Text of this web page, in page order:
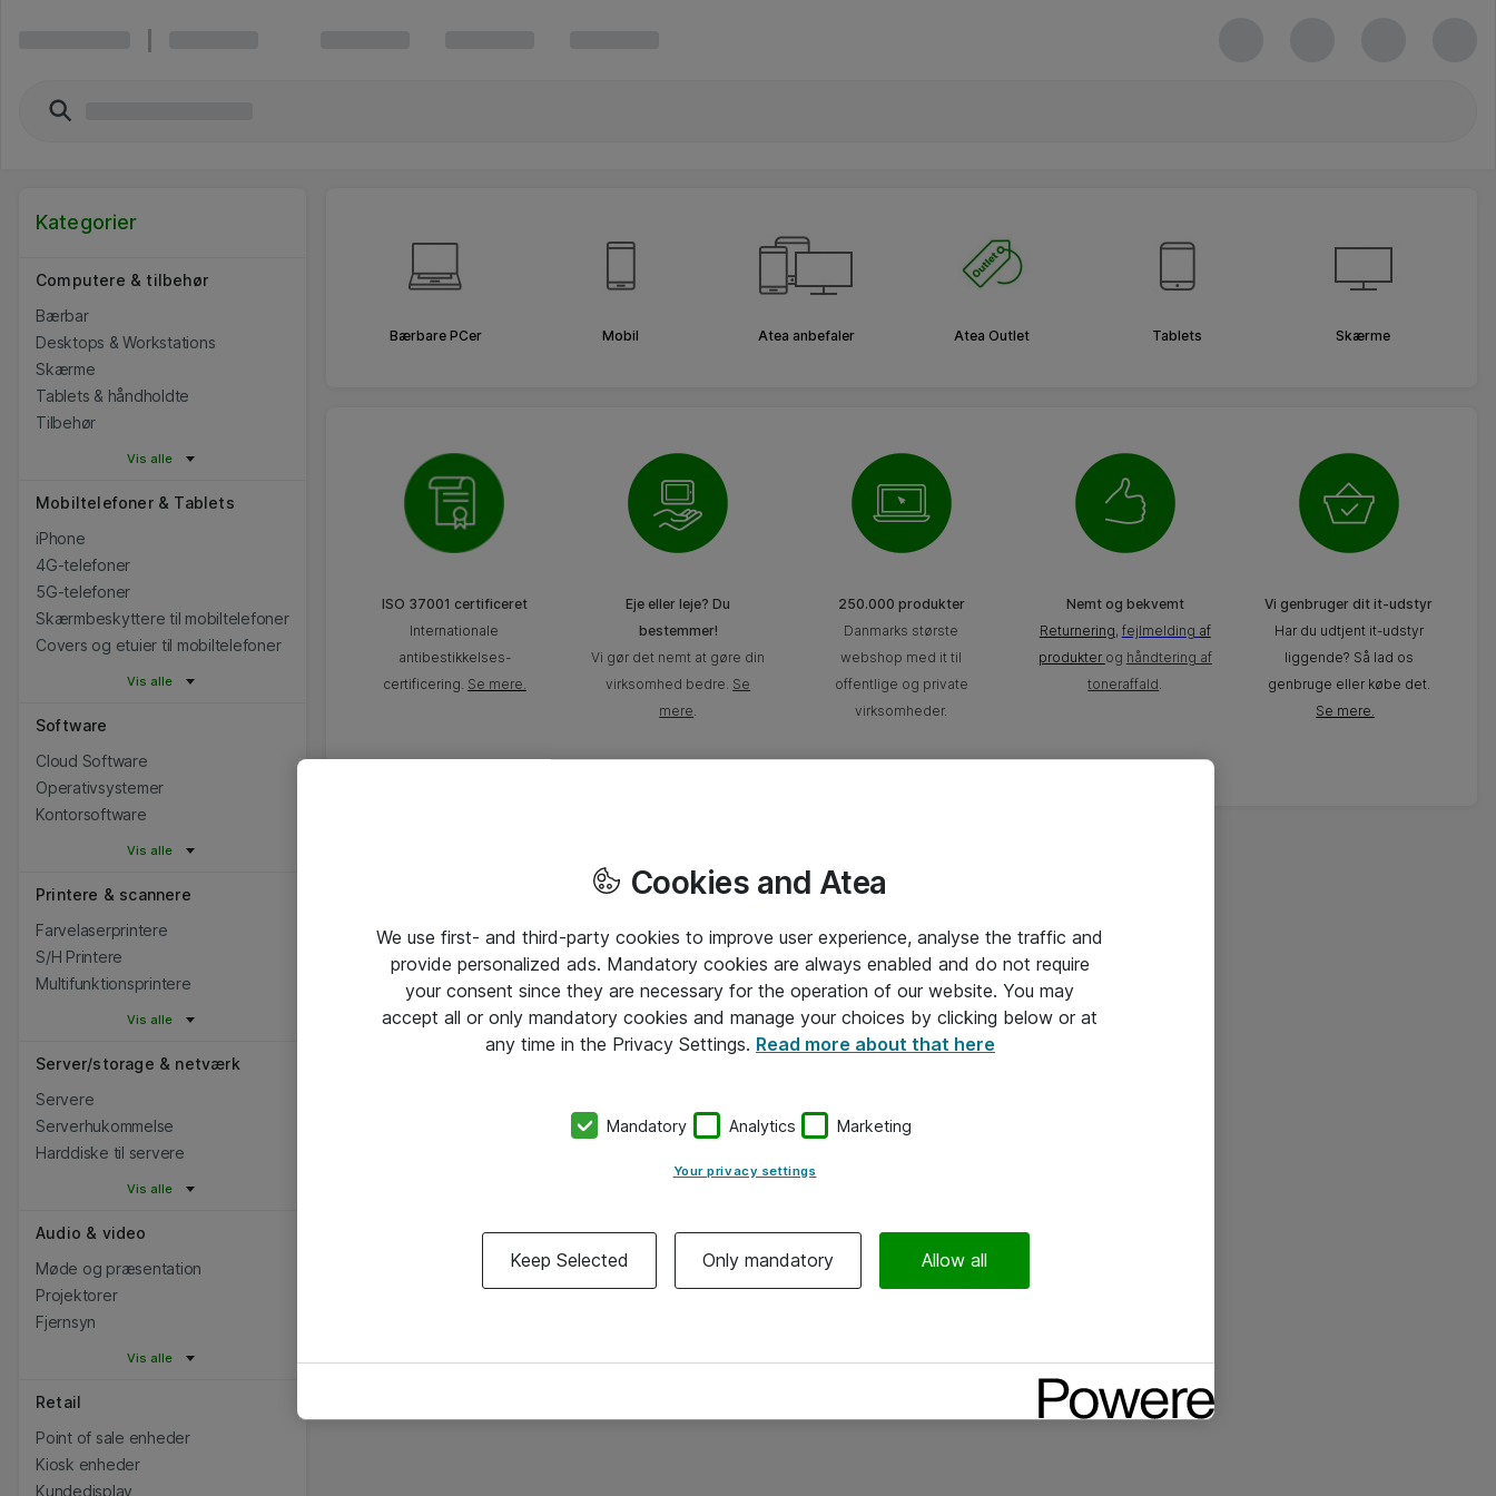
Kategorier
Computere & tilbehør
Bærbar
Desktops & Workstations
Skærme
Tablets & håndholdte
Tilbehør
Vis alle
Mobiltelefoner & Tablets
iPhone
4G-telefoner
5G-telefoner
Skærmbeskyttere til mobiltelefoner
Covers og etuier til mobiltelefoner
Vis alle
Software
Cloud Software
Operativsystemer
Kontorsoftware
Vis alle
Printere & scannere
Farvelaserprintere
S/H Printere
Multifunktionsprintere
Vis alle
Server/storage & netværk
Servere
Serverhukommelse
Harddiske til servere
Vis alle
Audio & video
Møde og præsentation
Projektorer
Fjernsyn
Vis alle
Retail
Point of sale enheder
Kiosk enheder
Kundedisplay
Bærbare PCer Mobil Atea anbefaler Atea Outlet Tablets Skærme
ISO 37001 certificeret
Internationale
antibestikkelses-
certificering. Se mere.
Eje eller leje? Du
bestemmer!
Vi gør det nemt at gøre din
virksomhed bedre. Se
mere.
250.000 produkter
Danmarks største
webshop med it til
offentlige og private
virksomheder.
Nemt og bekvemt
Returnering, fejlmelding af
produkter og håndtering af
toneraffald.
Vi genbruger dit it-udstyr
Har du udtjent it-udstyr
liggende? Så lad os
genbruge eller købe det.
Se mere.
Cookies and Atea
We use first- and third-party cookies to improve user experience, analyse the traffic and
provide personalized ads. Mandatory cookies are always enabled and do not require
your consent since they are necessary for the operation of our website. You may
accept all or only mandatory cookies and manage your choices by clicking below or at
any time in the Privacy Settings. Read more about that here
Mandatory Analytics Marketing
Your privacy settings
Keep Selected Only mandatory Allow all